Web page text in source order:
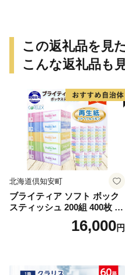
用 贈答用 送料無料 焼肉マル
イ 岐阜県 【 安八町 】
この返礼品を見
こんな返礼品も
北海道倶知安町
ブライティア ソフト ボック
スティッシュ 200組 400枚 60
箱 日本製 まとめ買い ティッ
シュ リサイクル 長持 防災 常
倶知安町 日用品
16,000円